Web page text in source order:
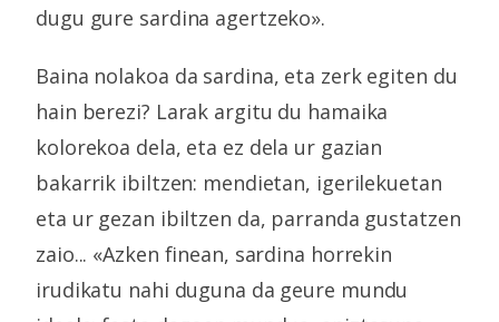
dugu gure sardina agertzeko».
Baina nolakoa da sardina, eta zerk egiten du
hain berezi? Larak argitu du hamaika
kolorekoa dela, eta ez dela ur gazian
bakarrik ibiltzen: mendietan, igerilekuetan
eta ur gezan ibiltzen da, parranda gustatzen
zaio... «Azken finean, sardina horrekin
irudikatu nahi duguna da geure mundu